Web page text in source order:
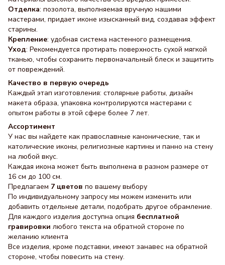
Отделка: позолота, выполняемая вручную нашими
мастерами, придает иконе изысканный вид, создавая эффект
старины.
Крепление: удобная система настенного размещения.
Уход: Рекомендуется протирать поверхность сухой мягкой
тканью, чтобы сохранить первоначальный блеск и защитить
от повреждений.
Качество в первую очередь
Каждый этап изготовления: столярные работы, дизайн
макета образа, упаковка контролируются мастерами с
опытом работы в этой сфере более 7 лет.
Ассортимент
У нас вы найдете как православные канонические, так и
католические иконы, религиозные картины и панно на стену
на любой вкус.
Каждая икона может быть выполнена в разном размере от
16 см до 100 см.
Предлагаем 7 цветов по вашему выбору
По индивидуальному запросу мы можем изменить или
добавить отдельные детали, подобрать другое обрамление.
Для каждого изделия доступна опция бесплатной
гравировки любого текста на обратной стороне по
желанию клиента
Все изделия, кроме подставки, имеют занавес на обратной
стороне, чтобы повесить на стену.